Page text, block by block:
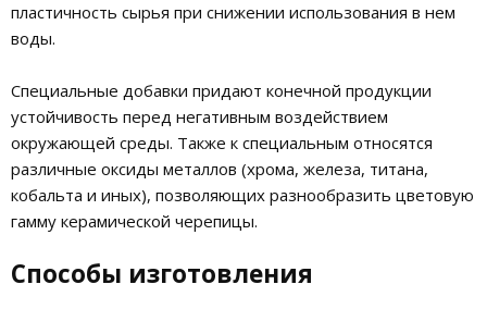
пластичность сырья при снижении использования в нем
воды.
Специальные добавки придают конечной продукции
устойчивость перед негативным воздействием
окружающей среды. Также к специальным относятся
различные оксиды металлов (хрома, железа, титана,
кобальта и иных), позволяющих разнообразить цветовую
гамму керамической черепицы.
Способы изготовления